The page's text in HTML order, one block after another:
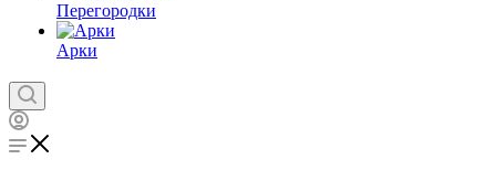
Перегородки
Арки